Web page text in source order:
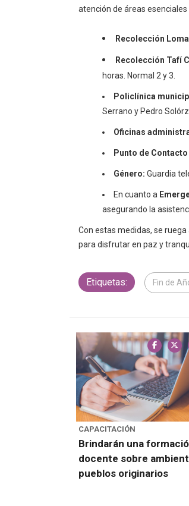
atención de áreas esenciales
Recolección
Recolección Tafí
horas. Normal 2 y 3.
Policlínica
Serrano y Pedro
Oficinas
Punto de Contacto
Género: Guardia
En cuanto a ⁠
asegurando la
Con estas medidas, se
para disfrutar en paz y
Etiquetas: Fin de
CAPACITACIÓN
Brindarán una
docente sobre
pueblos originarios